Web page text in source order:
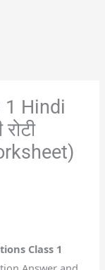
1 Hindi
Class 1